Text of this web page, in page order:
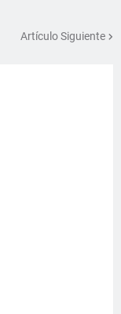
Artículo Siguiente